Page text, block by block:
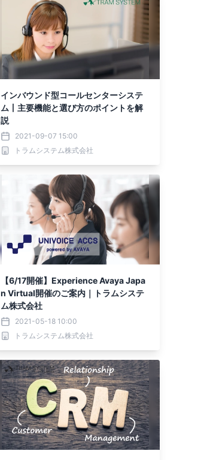
インバウンド型コールセンターシステ
ム丨主要機能と選び方のポイントを解
説
2021-09-07 15:00
トラムシステム株式会社
【6/17開催】Experience Avaya Japa
n Virtual開催のご案内｜トラムシステ
ム株式会社
2021-05-18 10:00
トラムシステム株式会社